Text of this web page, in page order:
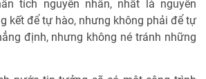
tích nguyên nhân, nhất là nguyên
kết để tự hào, nhưng không phải để tự
định, nhưng không né tránh những